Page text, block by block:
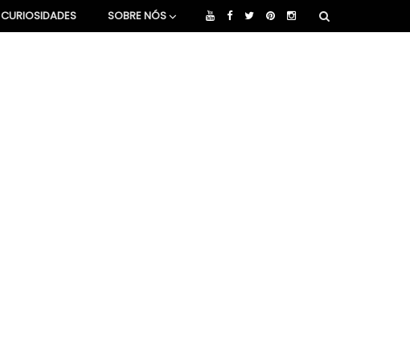
CURIOSIDADES SOBRE NÓS